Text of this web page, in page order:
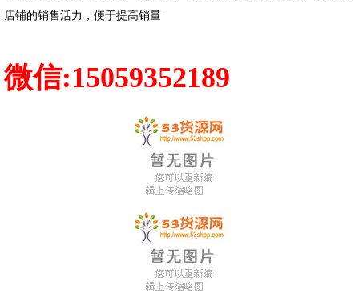
店铺的销售活力，便于提高销量
微信:15059352189